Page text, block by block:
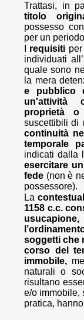
Trattasi, in
titolo
possesso
per un
requisiti
individuati
quale sono
la mera
e pubblico
un'attività
proprietà
suscettibili di
continuità
temporale
indicati dalla
esercitare
fede (non è
possessore).
La
1158 c.c.
soggetti che
corso del
immobile,
naturali o
risultano
e/o immobile,
pratica,